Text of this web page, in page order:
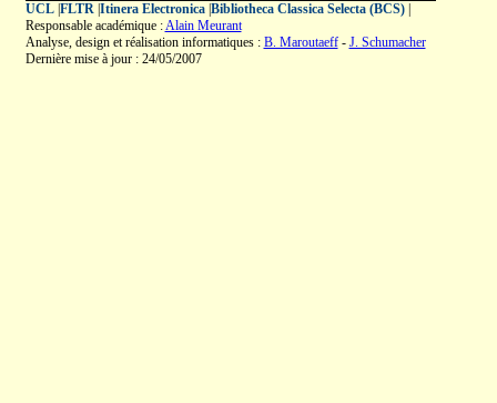
UCL| FLTR| Itinera Electronica| Bibliotheca Classica Selecta (BCS)|
Responsable académique :Alain Meurant
Analyse, design et réalisation informatiques : B. Maroutaeff- J. Schumacher
Dernière mise à jour : 24/05/2007